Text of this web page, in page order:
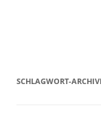
SCHLAGWORT-